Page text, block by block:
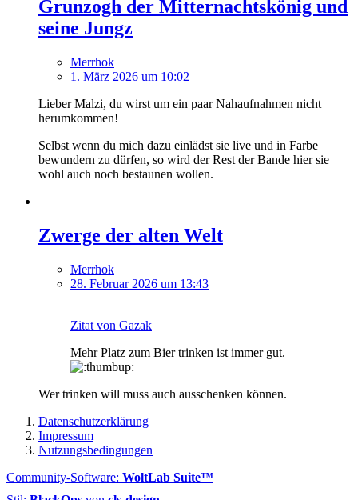
Grunzogh der Mitternachtskönig und
seine Jungz
Merrhok
1. März 2026 um 10:02
Lieber Malzi, du wirst um ein paar Nahaufnahmen nicht
herumkommen!
Selbst wenn du mich dazu einlädst sie live und in Farbe
bewundern zu dürfen, so wird der Rest der Bande hier sie
wohl auch noch bestaunen wollen.
Zwerge der alten Welt
Merrhok
28. Februar 2026 um 13:43
Zitat von Gazak
Mehr Platz zum Bier trinken ist immer gut.
Wer trinken will muss auch ausschenken können.
Datenschutzerklärung
Impressum
Nutzungsbedingungen
Community-Software: WoltLab Suite™